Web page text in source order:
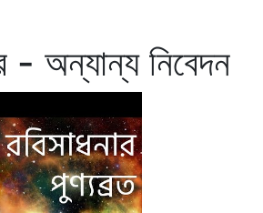
- অন্যান্য নিবেদন